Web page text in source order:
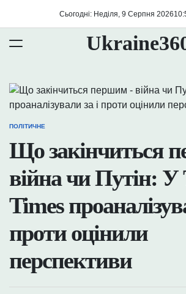
Сьогодні: Неділя, 9 Серпня 202610:
ОПУБЛІКУВАТИ
ПОЛІТИЧНЕ
Що закінчиться
війна чи Путін: У
Times
проти оцінили
перспективи